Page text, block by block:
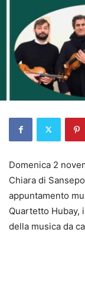
Domenica 2
Chiara di
appuntamento
Quartetto Hubay,
della musica da